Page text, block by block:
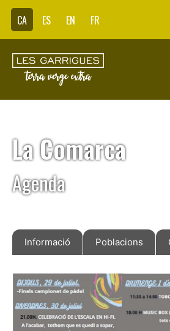
CA ES EN FR
La Comarca
Agenda
Informació Poblacions